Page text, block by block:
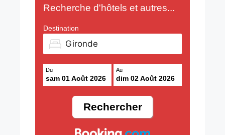
Recherche d'hôtels et autres...
Destination
Du
sam 01 Août 2026
Au
dim 02 Août 2026